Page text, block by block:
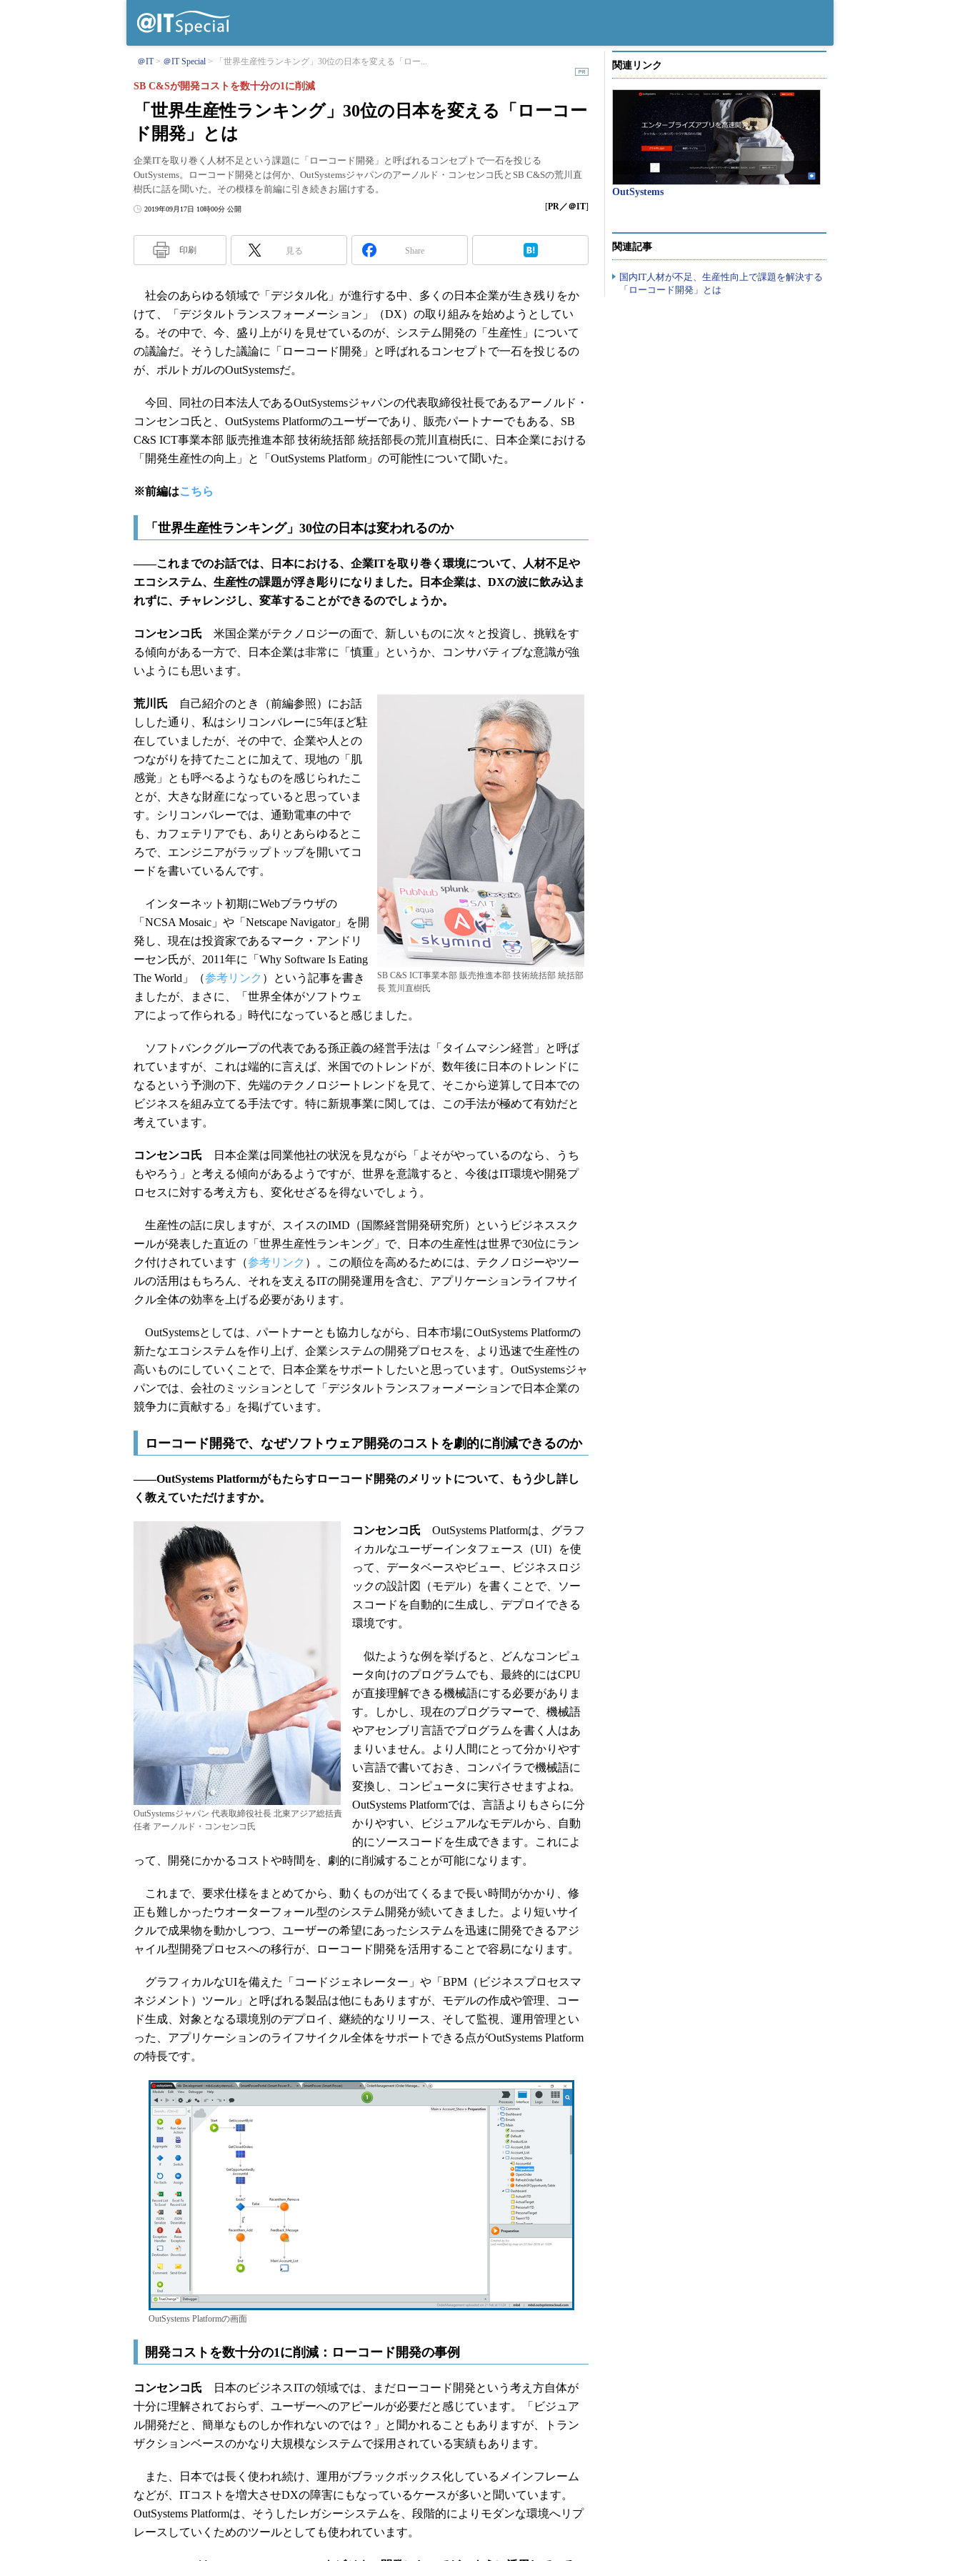
＠IT ＠IT Special 「世界生産性ランキング」30位の日本を変える「ロー...
「世界生産性ランキング」30位の日本を変える「ローコー
ド開発」とは
SB C&Sが開発コストを数十分の1に削減
企業ITを取り巻く人材不足という課題に「ローコード開発」と呼ばれるコンセプトで一石を投じる
OutSystems。ローコード開発とは何か、OutSystemsジャパンのアーノルド・コンセンコ氏とSB C&Sの荒川直
樹氏に話を聞いた。その模様を前編に引き続きお届けする。
2019年09月17日 10時00分 公開 [PR／＠IT]
印刷 見る Share
社会のあらゆる領域で「デジタル化」が進行する中、多くの日本企業が生き残りをか
けて、「デジタルトランスフォーメーション」（DX）の取り組みを始めようとしてい
る。その中で、今、盛り上がりを見せているのが、システム開発の「生産性」について
の議論だ。そうした議論に「ローコード開発」と呼ばれるコンセプトで一石を投じるの
が、ポルトガルのOutSystemsだ。
今回、同社の日本法人であるOutSystemsジャパンの代表取締役社長であるアーノルド・
コンセンコ氏と、OutSystems Platformのユーザーであり、販売パートナーでもある、SB
C&S ICT事業本部 販売推進本部 技術統括部 統括部長の荒川直樹氏に、日本企業における
「開発生産性の向上」と「OutSystems Platform」の可能性について聞いた。
※前編はこちら
「世界生産性ランキング」30位の日本は変われるのか
――これまでのお話では、日本における、企業ITを取り巻く環境について、人材不足や
エコシステム、生産性の課題が浮き彫りになりました。日本企業は、DXの波に飲み込ま
れずに、チャレンジし、変革することができるのでしょうか。
コンセンコ氏 米国企業がテクノロジーの面で、新しいものに次々と投資し、挑戦をす
る傾向がある一方で、日本企業は非常に「慎重」というか、コンサバティブな意識が強
いようにも思います。
SB C&S ICT事業本部 販売推進本部 技術統括部 統括部
長 荒川直樹氏
荒川氏 自己紹介のとき（前編参照）にお話
しした通り、私はシリコンバレーに5年ほど駐
在していましたが、その中で、企業や人との
つながりを持てたことに加えて、現地の「肌
感覚」とも呼べるようなものを感じられたこ
とが、大きな財産になっていると思っていま
す。シリコンバレーでは、通勤電車の中で
も、カフェテリアでも、ありとあらゆるとこ
ろで、エンジニアがラップトップを開いてコ
ードを書いているんです。
インターネット初期にWebブラウザの
「NCSA Mosaic」や「Netscape Navigator」を開
発し、現在は投資家であるマーク・アンドリ
ーセン氏が、2011年に「Why Software Is Eating
The World」（参考リンク ）という記事を書き
ましたが、まさに、「世界全体がソフトウェ
アによって作られる」時代になっていると感じました。
ソフトバンクグループの代表である孫正義の経営手法は「タイムマシン経営」と呼ば
れていますが、これは端的に言えば、米国でのトレンドが、数年後に日本のトレンドに
なるという予測の下、先端のテクノロジートレンドを見て、そこから逆算して日本での
ビジネスを組み立てる手法です。特に新規事業に関しては、この手法が極めて有効だと
考えています。
コンセンコ氏 日本企業は同業他社の状況を見ながら「よそがやっているのなら、うち
もやろう」と考える傾向があるようですが、世界を意識すると、今後はIT環境や開発プ
ロセスに対する考え方も、変化せざるを得ないでしょう。
生産性の話に戻しますが、スイスのIMD（国際経営開発研究所）というビジネススク
ールが発表した直近の「世界生産性ランキング」で、日本の生産性は世界で30位にラン
ク付けされています（参考リンク ）。この順位を高めるためには、テクノロジーやツー
ルの活用はもちろん、それを支えるITの開発運用を含む、アプリケーションライフサイ
クル全体の効率を上げる必要があります。
OutSystemsとしては、パートナーとも協力しながら、日本市場にOutSystems Platformの
新たなエコシステムを作り上げ、企業システムの開発プロセスを、より迅速で生産性の
高いものにしていくことで、日本企業をサポートしたいと思っています。OutSystemsジャ
パンでは、会社のミッションとして「デジタルトランスフォーメーションで日本企業の
競争力に貢献する」を掲げています。
ローコード開発で、なぜソフトウェア開発のコストを劇的に削減できるのか
――OutSystems Platformがもたらすローコード開発のメリットについて、もう少し詳し
く教えていただけますか。
OutSystemsジャパン 代表取締役社長 北東アジア総括責
任者 アーノルド・コンセンコ氏
コンセンコ氏 OutSystems Platformは、グラフ
ィカルなユーザーインタフェース（UI）を使
って、データベースやビュー、ビジネスロジ
ックの設計図（モデル）を書くことで、ソー
スコードを自動的に生成し、デプロイできる
環境です。
似たような例を挙げると、どんなコンピュ
ータ向けのプログラムでも、最終的にはCPU
が直接理解できる機械語にする必要がありま
す。しかし、現在のプログラマーで、機械語
やアセンブリ言語でプログラムを書く人はあ
まりいません。より人間にとって分かりやす
い言語で書いておき、コンパイラで機械語に
変換し、コンピュータに実行させますよね。
OutSystems Platformでは、言語よりもさらに分
かりやすい、ビジュアルなモデルから、自動
的にソースコードを生成できます。これによ
って、開発にかかるコストや時間を、劇的に削減することが可能になります。
これまで、要求仕様をまとめてから、動くものが出てくるまで長い時間がかかり、修
正も難しかったウオーターフォール型のシステム開発が続いてきました。より短いサイ
クルで成果物を動かしつつ、ユーザーの希望にあったシステムを迅速に開発できるアジ
ャイル型開発プロセスへの移行が、ローコード開発を活用することで容易になります。
グラフィカルなUIを備えた「コードジェネレーター」や「BPM（ビジネスプロセスマ
ネジメント）ツール」と呼ばれる製品は他にもありますが、モデルの作成や管理、コー
ド生成、対象となる環境別のデプロイ、継続的なリリース、そして監視、運用管理とい
った、アプリケーションのライフサイクル全体をサポートできる点がOutSystems Platform
の特長です。
OutSystems Platformの画面
開発コストを数十分の1に削減：ローコード開発の事例
コンセンコ氏 日本のビジネスITの領域では、まだローコード開発という考え方自体が
十分に理解されておらず、ユーザーへのアピールが必要だと感じています。「ビジュア
ル開発だと、簡単なものしか作れないのでは？」と聞かれることもありますが、トラン
ザクションベースのかなり大規模なシステムで採用されている実績もあります。
また、日本では長く使われ続け、運用がブラックボックス化しているメインフレーム
などが、ITコストを増大させDXの障害にもなっているケースが多いと聞いています。
OutSystems Platformは、そうしたレガシーシステムを、段階的によりモダンな環境へリプ
レースしていくためのツールとしても使われています。
関連リンク
OutSystems
関連記事
国内IT人材が不足、生産性向上で課題を解決する
「ローコード開発」とは